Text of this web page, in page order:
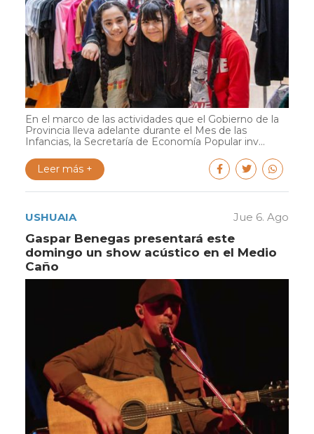
En el marco de las actividades que el Gobierno de la
Provincia lleva adelante durante el Mes de las
Infancias, la Secretaría de Economía Popular inv...
Leer más +
USHUAIA Jue 6. Ago
Gaspar Benegas presentará este
domingo un show acústico en el Medio
Caño